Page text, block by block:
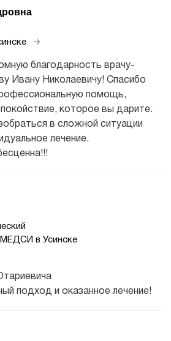
благодарность врачу-
Ивану Николаевичу! Спасибо
помощь,
которое вы дарите.
в сложной ситуации
лечение.
в Усинске
подход и оказанное лечение!